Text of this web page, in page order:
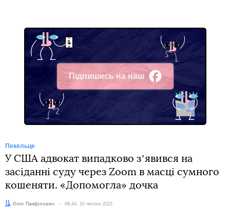
Підпишись на наш
Facebook
Пекельце
У США адвокат випадково зʼявився на
засіданні суду через Zoom в масці сумного
кошеняти. «Допомогла» дочка
Автор:
Олег Панфілович Дата:
09:44, 10 лютого 2021